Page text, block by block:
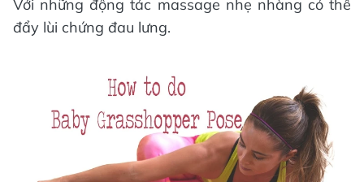
Với những động tác massage nhẹ nhàng có thể
đẩy lùi chứng đau lưng.